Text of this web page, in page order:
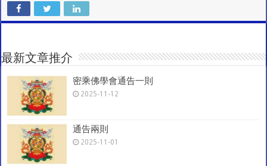
C
h
at
at
sA
p
p
e
b
o
k
er l
gr
a
e
最新文章推介
密乘佛學會通告一則
2025-11-12
通告兩則
2025-11-01